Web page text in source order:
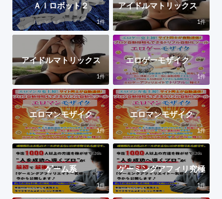
ＡＩロボット２
1件
アイドルマトリックス
1件
アイドルマトリックス
1件
エロゲーモザイク
1件
エロマンモザイク
1件
エロマンモザイク
1件
ゲーム系
1件
ゲーミングアフィリ究極
1件